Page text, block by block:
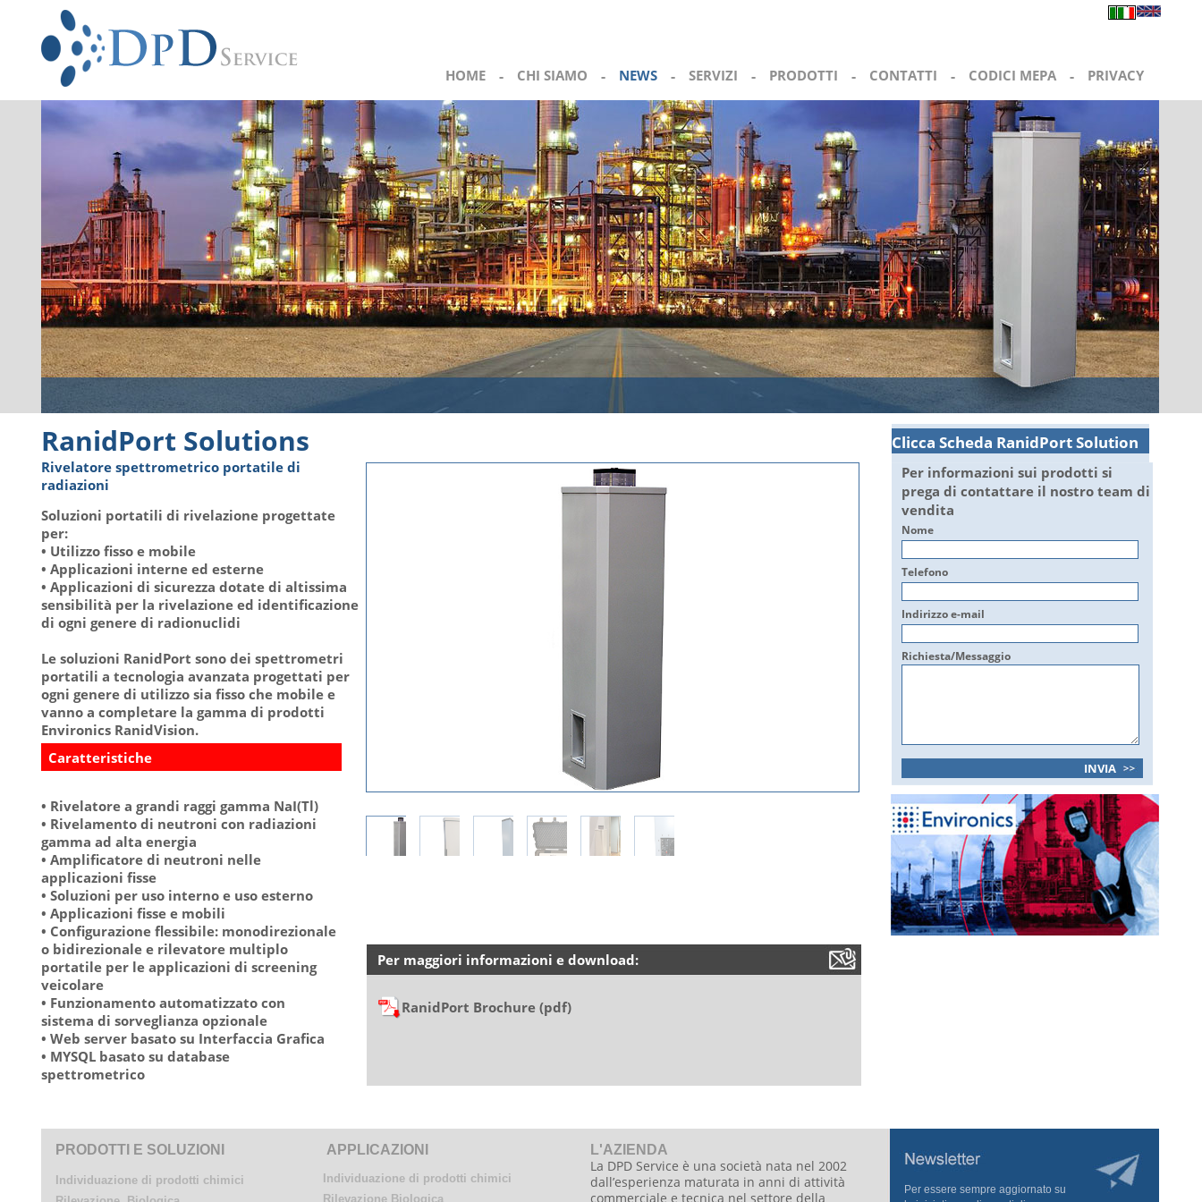
HOME - CHI SIAMO - NEWS - SERVIZI - PRODOTTI - CONTATTI - CODICI MEPA - PRIVACY
RanidPort Solutions
Soluzioni portatili di rivelazione progettate
per:
• Utilizzo fisso e mobile
• Applicazioni interne ed esterne
• Applicazioni di sicurezza dotate di altissima
sensibilità per la rivelazione ed identificazione
di ogni genere di radionuclidi
Le soluzioni RanidPort sono dei spettrometri
portatili a tecnologia avanzata progettati per
ogni genere di utilizzo sia fisso che mobile e
vanno a completare la gamma di prodotti
Environics RanidVision.
Caratteristiche
• Rivelatore a grandi raggi gamma NaI(Tl)
• Rivelamento di neutroni con radiazioni
gamma ad alta energia
• Amplificatore di neutroni nelle
applicazioni fisse
• Soluzioni per uso interno e uso esterno
• Applicazioni fisse e mobili
• Configurazione flessibile: monodirezionale
o bidirezionale e rilevatore multiplo
portatile per le applicazioni di screening
veicolare
• Funzionamento automatizzato con
sistema di sorveglianza opzionale
• Web server basato su Interfaccia Grafica
• MYSQL basato su database
spettrometrico
Rivelatore spettrometrico portatile di
radiazioni
Per maggiori informazioni e download:
RanidPort Brochure (pdf)
Clicca Scheda RanidPort Solution
Per informazioni sui prodotti si
prega di contattare il nostro team di
vendita
Nome
Telefono
Indirizzo e-mail
Richiesta/Messaggio
Per essere sempre aggiornato su
PRODOTTI E SOLUZIONI APPLICAZIONI L'AZIENDA
Individuazione di prodotti chimici
Individuazione di prodotti chimici
Rilevazione Biologica
La DPD Service è una società nata nel 2002
dall’esperienza maturata in anni di attività
commerciale e tecnica nel settore della